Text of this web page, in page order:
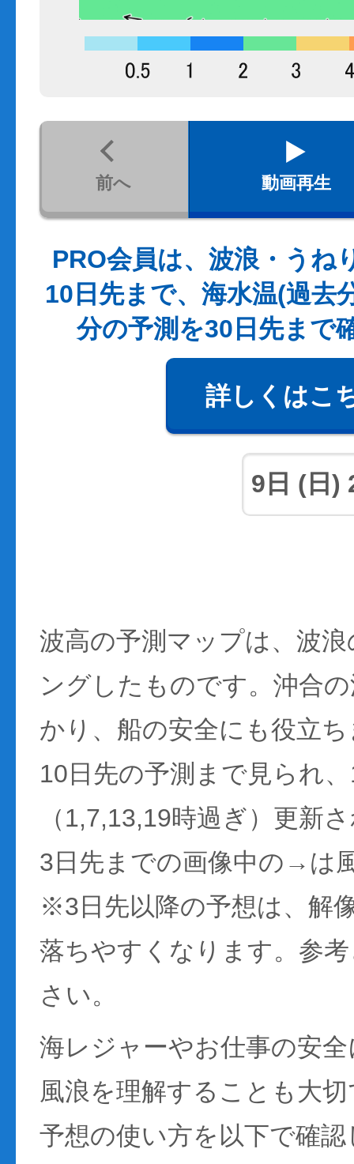
前へ 動画再生
PRO会員は、波浪・うね
10日先まで、海水温(過去
分の予測を30日先まで
詳しくはこ
波高の予測マップは、波
ングしたものです。沖合
かり、船の安全にも役立
10日先の予測まで見られ
（1,7,13,19時過ぎ）更新
3日先までの画像中の→は
※3日先以降の予想は、解
落ちやすくなります。参
さい。
海レジャーやお仕事の安
風浪を理解することも大
予想の使い方を以下で確